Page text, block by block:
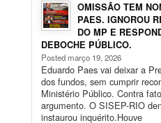
OMISSÃO TEM
PAES. IGNOROU
DO MP E
DEBOCHE PÚBLICO.
Posted março 19, 2026
Eduardo Paes vai deixar a
dos fundos, sem cumprir
Ministério Público. Contra
argumento. O SISEP-RIO
instaurou inquérito.Houve